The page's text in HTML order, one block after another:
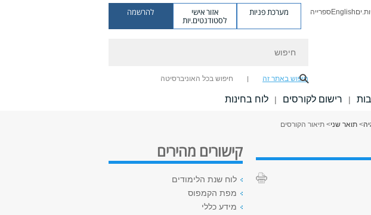
Englishספרייה מערכת פניות אזור אישי
לסטודנטים.יות
להרשמה
חיפוש באתר זה חיפוש בכל האוניברסיטה
| רישום לקורסים | לוח בחינות
> תואר שני> תיאור הקורסים
קישורים מהירים
לוח שנת הלימודים
מפת הקמפוס
מידע כללי